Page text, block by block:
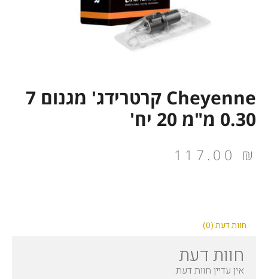
Cheyenne קרטרידג' מגנום 7
0.30 מ"מ 20 יח'
117.00 ₪
חוות דעת (0)
חוות דעת
אין עדיין חוות דעת.